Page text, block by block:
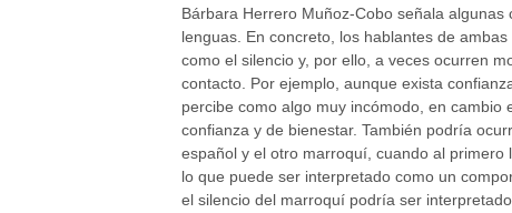
Bárbara Herrero Muñoz-Cobo señala
lenguas. En concreto, los hablantes de
como el silencio y, por ello, a veces ocurren
contacto. Por ejemplo, aunque exista
percibe como algo muy incómodo, en
confianza y de bienestar. También podría
español y el otro marroquí, cuando al primero
lo que puede ser interpretado como un
el silencio del marroquí podría ser